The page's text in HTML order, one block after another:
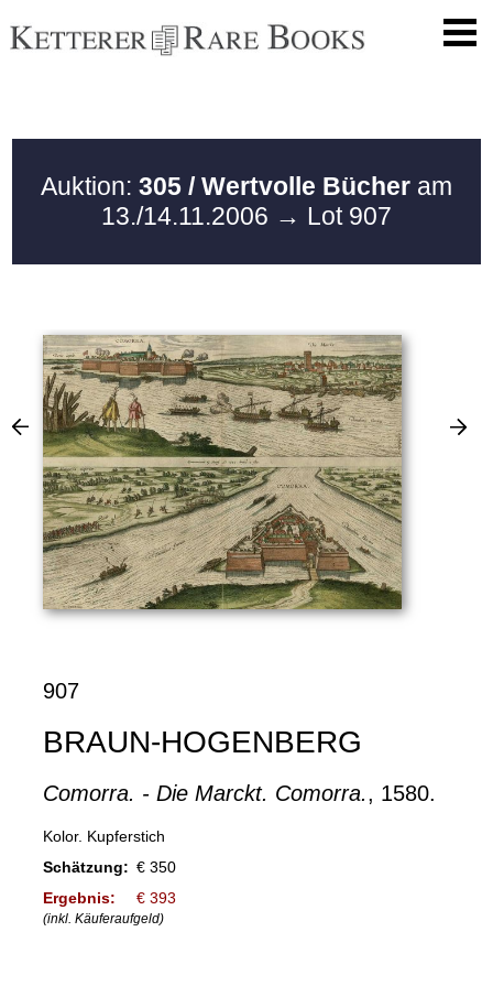
Auktion: 305 / Wertvolle Bücher am
13./14.11.2006 → Lot 907
907
BRAUN-HOGENBERG
Comorra. - Die Marckt. Comorra., 1580.
Kolor. Kupferstich
Schätzung: € 350
Ergebnis:
€ 393
(inkl. Käuferaufgeld)